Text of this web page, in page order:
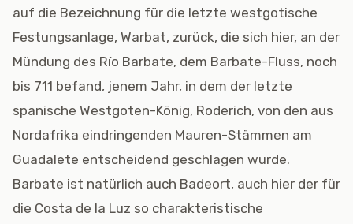
auf die Bezeichnung für die letzte westgotische
Festungsanlage, Warbat, zurück, die sich hier, an der
Mündung des Río Barbate, dem Barbate-Fluss, noch
bis 711 befand, jenem Jahr, in dem der letzte
spanische Westgoten-König, Roderich, von den aus
Nordafrika eindringenden Mauren-Stämmen am
Guadalete entscheidend geschlagen wurde.
Barbate ist natürlich auch Badeort, auch hier der für
die Costa de la Luz so charakteristische